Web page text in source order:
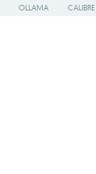
OLLAMA CALIBRE